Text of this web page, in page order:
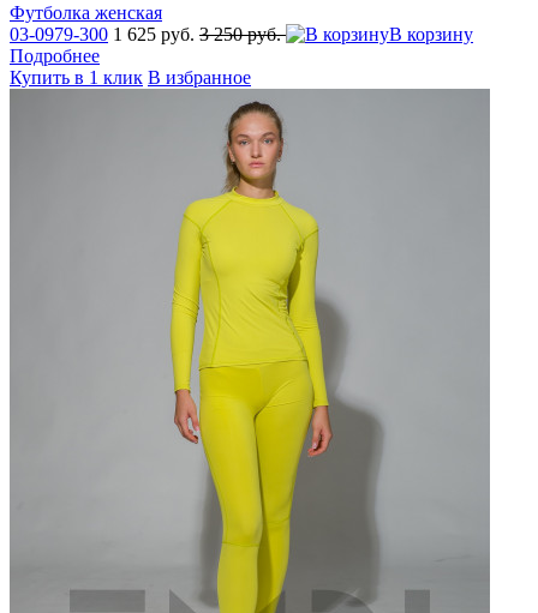
Футболка женская
03-0979-300 1 625 руб. 3 250 руб.
В корзину
Подробнее
Купить в 1 клик В избранное